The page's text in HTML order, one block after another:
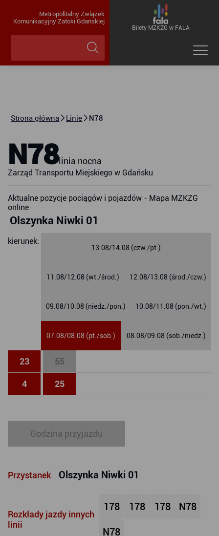
Metropolitalny Związek
Komunikacyjny Zatoki Gdańskiej
Bilety MZKZG w FALA
Strona główna Linie N78
N78linia nocna
Zarząd Transportu Miejskiego w Gdańsku
Aktualne pozycje pociągów i pojazdów - Mapa MZKZG
online
Olszynka Niwki 01
kierunek:
07.08/08.08 (pt./sob.) 08.08/09.08 (sob./niedz.)
09.08/10.08 (niedz./pon.) 10.08/11.08 (pon./wt.)
11.08/12.08 (wt./środ.) 12.08/13.08 (środ./czw.)
13.08/14.08 (czw./pt.)
23 55
4 25
Godzina przyjazdu
Przystanek Olszynka Niwki 01
Rozkłady jazdy innych
linii
178 178 178 N78
N78